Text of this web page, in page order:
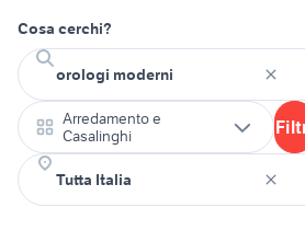
Cosa cerchi?
Arredamento e
Casalinghi